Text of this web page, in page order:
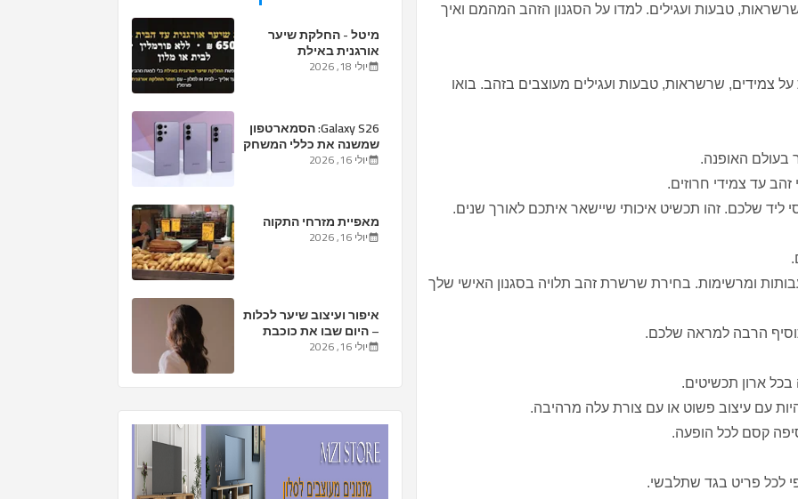
טבעות ועגילים. למדו על הסגנון הזהב המהמם ואיך
צמידים, שרשראות, טבעות ועגילים מעוצבים בזהב. בואו
בעולם האופנה.
זהב עד צמידי חרוזים.
ליד שלכם. זהו תכשיט איכותי שיישאר איתכם לאורך שנים.
ומרשימות. בחירת שרשרת זהב תלויה בסגנון האישי שלך
הרבה למראה שלכם.
ארון תכשיטים.
עם עיצוב פשוט או עם צורת עלה מרהיבה.
קסם לכל הופעה.
לכל פריט בגד שתלבשי.
מיטל - החלקת שיער
אורגנית באילת
יולי 18, 2026
Galaxy S26: הסמארטפון
שמשנה את כללי המשחק
– למה כדאי לכם לשדרג
יולי 16, 2026
מאפיית מזרחי התקוה
יולי 16, 2026
איפור ועיצוב שיער לכלות
– היום שבו את כוכבת
הסרט של חייך
יולי 16, 2026